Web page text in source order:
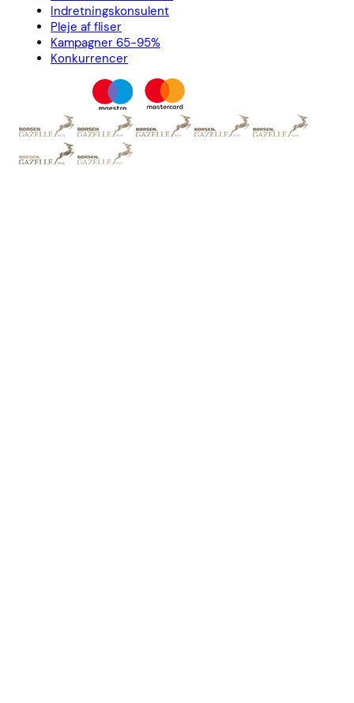
Indretningskonsulent
Pleje af fliser
Kampagner 65-95%
Konkurrencer